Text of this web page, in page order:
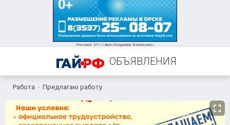
Реклама. ИП Савин Владимир Валерьевич
ОБЪЯВЛЕНИЯ
Работа Предлагаю работу